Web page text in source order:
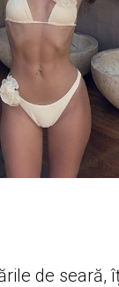
de seară,